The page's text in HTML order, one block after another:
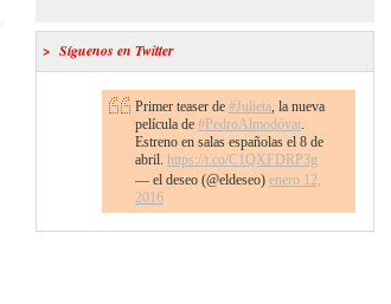
> Síguenos en Twitter
Primer teaser de #Julieta, la nueva
película de #PedroAlmodóvar.
Estreno en salas españolas el 8 de
abril. https://t.co/C1QXFDRP3g
— el deseo (@eldeseo) enero 12,
2016